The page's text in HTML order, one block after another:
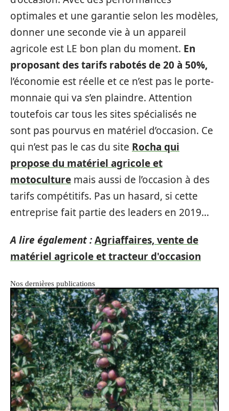
optimales et une garantie selon les modèles,
donner une seconde vie à un appareil
agricole est LE bon plan du moment. En
proposant des tarifs rabotés de 20 à 50%,
l’économie est réelle et ce n’est pas le porte-
monnaie qui va s’en plaindre. Attention
toutefois car tous les sites spécialisés ne
sont pas pourvus en matériel d’occasion. Ce
qui n’est pas le cas du site Rocha qui
propose du matériel agricole et
motoculture mais aussi de l’occasion à des
tarifs compétitifs. Pas un hasard, si cette
entreprise fait partie des leaders en 2019…
A lire également :Agriaffaires, vente de
matériel agricole et tracteur d'occasion
Nos dernières publications